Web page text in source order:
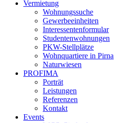
Vermietung
Wohnungssuche
Gewerbeeinheiten
Interessentenformular
Studentenwohnungen
PKW-Stellplätze
Wohnquartiere in Pirna
Naturwiesen
PROFIMA
Porträt
Leistungen
Referenzen
Kontakt
Events